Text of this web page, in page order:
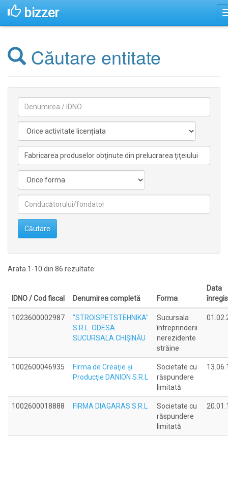
bizzer
Căutare entitate
licentiata
nelicentiata
Căutare
Arata 1-10 din 86 rezultate:
IDNO / Cod fiscal Denumirea completă Forma
Data
1023600002987
"STROISPETSTEHNIKA"
S.R.L. ODESA
SUCURSALA CHIŞINĂU
Sucursala
întreprinderii
nerezidente
străine
1002600046935
Firma de Creaţie şi
Producţie DANION S.R.L
Societate cu
răspundere
limitată
1002600018888 FIRMA DIAGARAS S.R.L
Societate cu
răspundere
limitată